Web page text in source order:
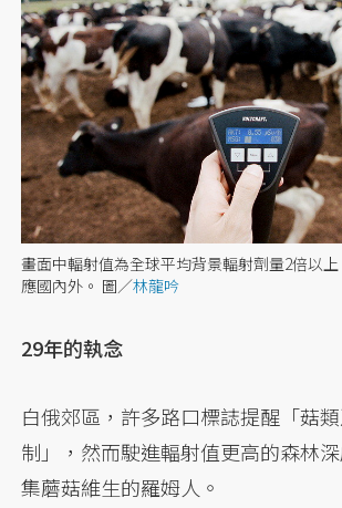
畫面中輻射值為全球平均背景輻射劑量2倍以
應國內外。 圖／林龍吟
29年的執念
白俄郊區，許多路口標誌提醒「菇
制」，然而駛進輻射值更高的森林
集蘑菇維生的羅姆人。